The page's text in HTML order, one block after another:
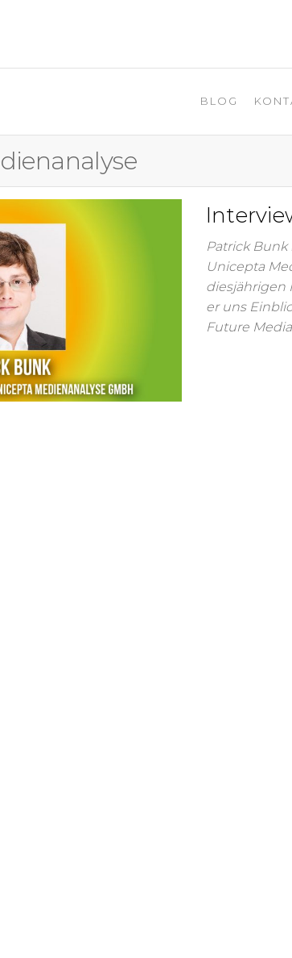
2025
BLOG
Patrick Bunk
Unicepta
diesjährigen
er uns
Future